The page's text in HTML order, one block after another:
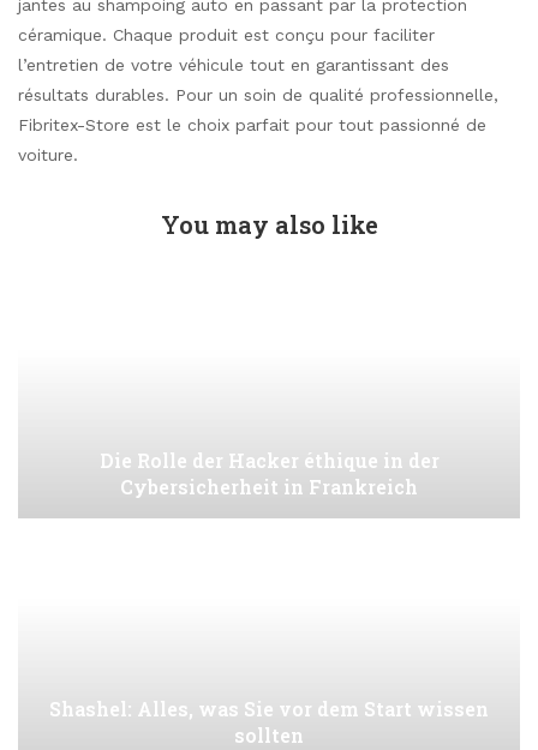
jantes au shampoing auto en passant par la protection
céramique. Chaque produit est conçu pour faciliter
l’entretien de votre véhicule tout en garantissant des
résultats durables. Pour un soin de qualité professionnelle,
Fibritex-Store est le choix parfait pour tout passionné de
voiture.
You may also like
Die Rolle der Hacker éthique in der
Cybersicherheit in Frankreich
Shashel: Alles, was Sie vor dem Start wissen
sollten